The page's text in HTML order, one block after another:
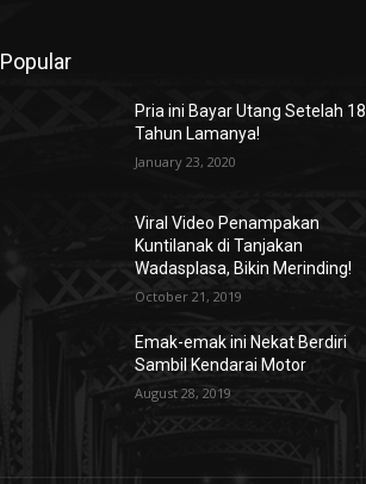
Popular
Pria ini Bayar Utang Setelah 18
Tahun Lamanya!
January 23, 2020
Viral Video Penampakan
Kuntilanak di Tanjakan
Wadasplasa, Bikin Merinding!
October 21, 2019
Emak-emak ini Nekat Berdiri
Sambil Kendarai Motor
August 28, 2019